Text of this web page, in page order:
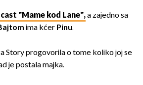
"Mame kod Lane",a zajedno sa
ima kćer Pinu.
Story progovorila o tome koliko joj se
je postala majka.